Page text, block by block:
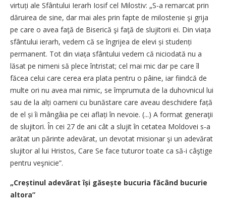
virtuți ale Sfântului Ierarh Iosif cel Milostiv: „S-a remarcat prin
dăruirea de sine, dar mai ales prin fapte de milostenie şi grija
pe care o avea faţă de Biserică şi faţă de slujitorii ei. Din viața
sfântului ierarh, vedem că se îngrijea de elevi și studenți
permanent. Tot din viața sfântului vedem că niciodată nu a
lăsat pe nimeni să plece întristat; cel mai mic dar pe care îl
făcea celui care cerea era plata pentru o pâine, iar fiindcă de
multe ori nu avea mai nimic, se împrumuta de la duhovnicul lui
sau de la alți oameni cu bunăstare care aveau deschidere față
de el și îi mângâia pe cei aflați în nevoie. (...) A format generaţii
de slujitori. În cei 27 de ani cât a slujit în cetatea Moldovei s-a
arătat un părinte adevărat, un devotat misionar şi un adevărat
slujitor al lui Hristos, Care Se face tuturor toate ca să-i câştige
pentru veşnicie”.
„Creștinul adevărat își găsește bucuria făcând bucurie
altora”